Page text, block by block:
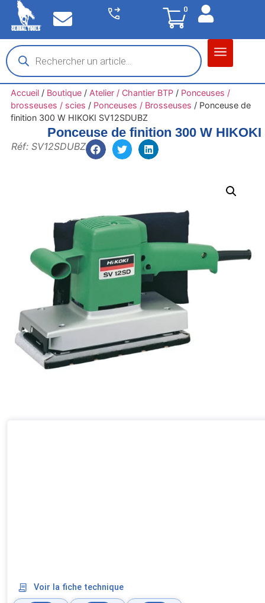
0
Accueil/ Boutique/ Atelier / Chantier BTP/ Ponceuses /
brosseuses / scies / Ponceuses / Brosseuses / Ponceuse de
finition 300 W HIKOKI SV12SDUBZ
Ponceuse de finition 300 W HIKOKI
Réf: SV12SDUBZ
Voir la fiche technique